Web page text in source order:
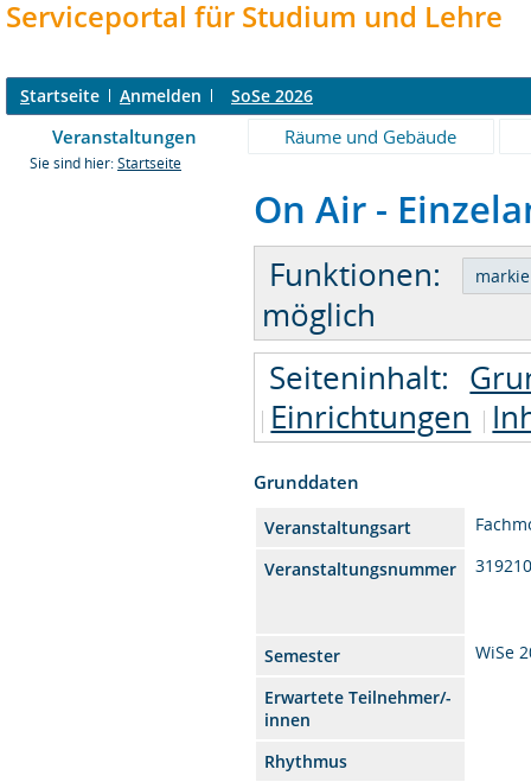
Serviceportal für Studium und Lehre
Startseite Anmelden SoSe 2026
Veranstaltungen Räume und Gebäude
Sie sind hier: Startseite
On Air -
Funktionen:
möglich
Seiteninhalt:
Einrichtungen
Grunddaten
Veranstaltungsart
Veranstaltungsnummer
Semester
WiSe
Erwartete Teilnehmer/-
innen
Rhythmus